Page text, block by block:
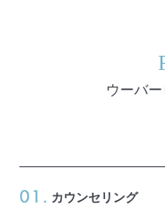
ウーバ
カウンセリング